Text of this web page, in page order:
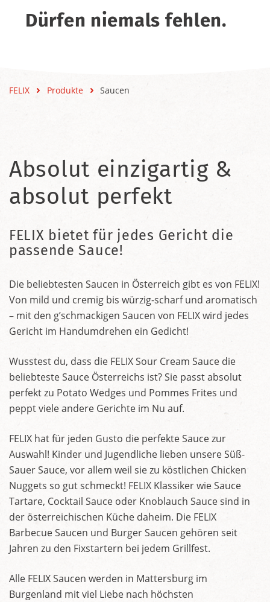
Dürfen niemals fehlen.
FELIX Produkte Saucen
Absolut einzigartig &
absolut perfekt
FELIX bietet für jedes Gericht die
passende Sauce!
Die beliebtesten Saucen in Österreich gibt es von FELIX!
Von mild und cremig bis würzig-scharf und aromatisch
– mit den g’schmackigen Saucen von FELIX wird jedes
Gericht im Handumdrehen ein Gedicht!
Wusstest du, dass die FELIX Sour Cream Sauce die
beliebteste Sauce Österreichs ist? Sie passt absolut
perfekt zu Potato Wedges und Pommes Frites und
peppt viele andere Gerichte im Nu auf.
FELIX hat für jeden Gusto die perfekte Sauce zur
Auswahl! Kinder und Jugendliche lieben unsere Süß-
Sauer Sauce, vor allem weil sie zu köstlichen Chicken
Nuggets so gut schmeckt! FELIX Klassiker wie Sauce
Tartare, Cocktail Sauce oder Knoblauch Sauce sind in
der österreichischen Küche daheim. Die FELIX
Barbecue Saucen und Burger Saucen gehören seit
Jahren zu den Fixstartern bei jedem Grillfest.
Alle FELIX Saucen werden in Mattersburg im
Burgenland mit viel Liebe nach höchsten